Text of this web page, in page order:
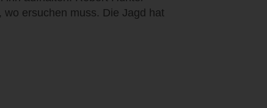
ersuchen muss. Die Jagd hat